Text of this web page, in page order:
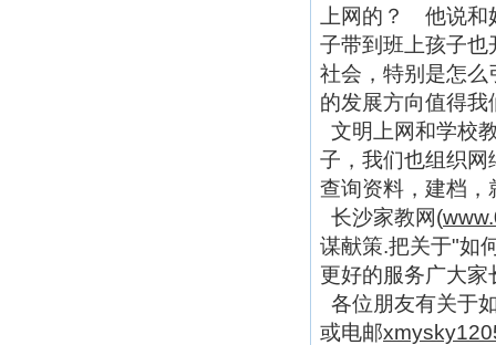
上网的？ 他说和
子带到班上孩子也
社会，特别是怎么
的发展方向值得我
文明上网和学校
子，我们也组织网
查询资料，建档，
长沙家教网(
谋献策.把关于"如
更好的服务广大家
各位朋友有关于
或电邮